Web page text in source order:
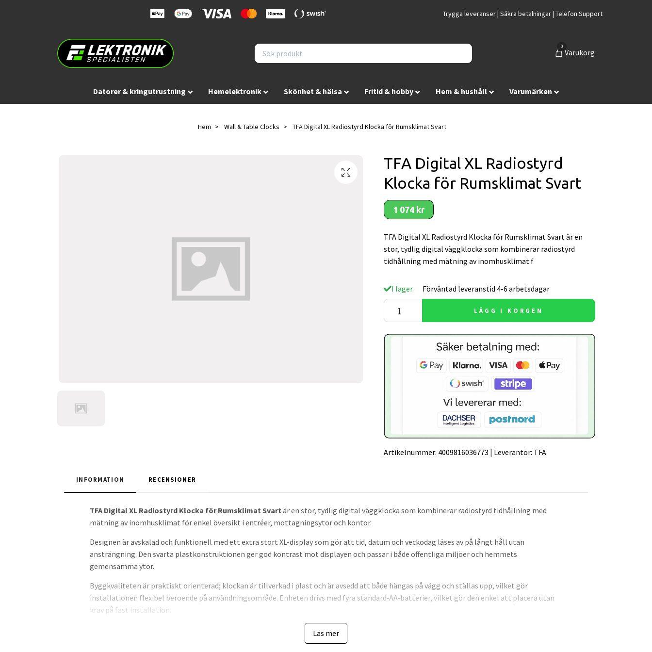
Trygga leveranser | Säkra betalningar | Telefon Support
0
Varukorg
Datorer & kringutrustning Hemelektronik Skönhet & hälsa Fritid & hobby Hem & hushåll Varumärken
Hem Wall & Table Clocks TFA Digital XL Radiostyrd Klocka för Rumsklimat Svart
TFA Digital XL Radiostyrd
Klocka för Rumsklimat Svart
1 074 kr
TFA Digital XL Radiostyrd Klocka för Rumsklimat Svart är en
stor, tydlig digital väggklocka som kombinerar radiostyrd
tidhållning med mätning av inomhusklimat f
I lager. Förväntad leveranstid 4-6 arbetsdagar
LÄGG I KORGEN
Artikelnummer: 4009816036773 | Leverantör: TFA
INFORMATION RECENSIONER
TFA Digital XL Radiostyrd Klocka för Rumsklimat Svart är en stor, tydlig digital väggklocka som kombinerar radiostyrd tidhållning med
mätning av inomhusklimat för enkel översikt i entréer, mottagningsytor och kontor.
Designen är avskalad och funktionell med ett extra stort XL-display som gör att tid, datum och veckodag läses av på långt håll utan
ansträngning. Den svarta plastkonstruktionen ger god kontrast mot displayen och passar i både offentliga miljöer och hemmets
gemensamma ytor.
Byggkvaliteten är praktiskt orienterad; klockan är tillverkad i plast och är avsedd att både hängas på vägg och ställas upp, vilket gör
installationen flexibel beroende på användningsområde. Enheten drivs med fyra standard‑AA‑batterier, vilket gör den enkel att placera utan
krav på fast installation.
Tekniken bygger på radiomottagning via DCF77 för sekundexakt tid och automatisk omställning mellan sommar‑ och vintertid, samt
inbyggda sensorer för innertemperatur och luftfuktighet med uppgivna mätintervall för temperatur och relativ fuktighet. Tidzonskorrigering
Läs mer